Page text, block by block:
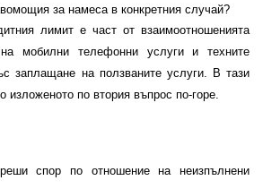
за намеса в конкретния случай?
лимит е част от взаимоотношенията
мобилни телефонни услуги и техните
заплащане на ползваните услуги. В тази
изложеното по втория въпрос по-горе.
спор по отношение на неизпълнени